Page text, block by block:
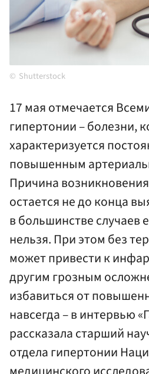
Shutterstock
17 мая отмечается
гипертонии – болезни,
характеризуется
повышенным
Причина
остается не до конца
в большинстве случаев
нельзя. При этом без
может привести к
другим грозным
избавиться от
навсегда – в интервью
рассказала старший
отдела гипертонии